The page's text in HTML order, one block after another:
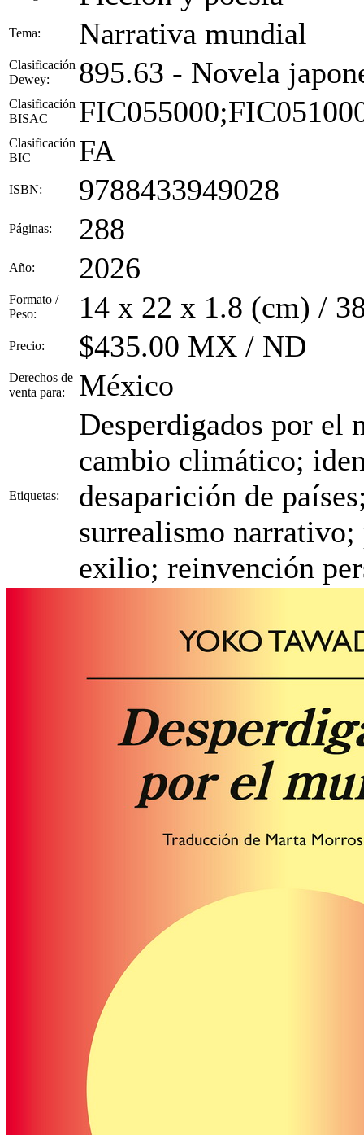
Tema: Narrativa mundial
Clasificación
Dewey:
895.63 - Novela
Clasificación
BISAC
Clasificación
BIC
FA
ISBN: 9788433949028
Páginas: 288
Año: 2026
Formato /
Peso:
14 x 22 x 1.8 (cm) /
Precio: $435.00 MX / ND
Derechos de
venta para:
México
Etiquetas:
Desperdigados por el
cambio climático;
desaparición de
surrealismo
exilio; reinvención